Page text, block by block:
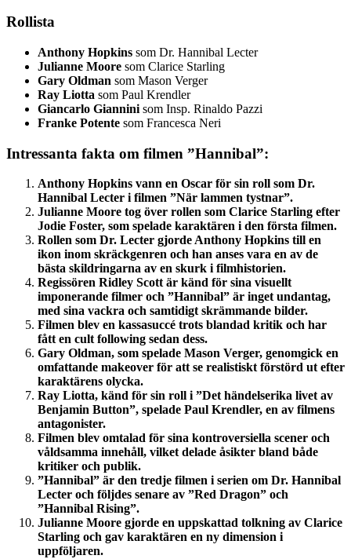
Rollista
Anthony Hopkins som Dr. Hannibal Lecter
Julianne Moore som Clarice Starling
Gary Oldman som Mason Verger
Ray Liotta som Paul Krendler
Giancarlo Giannini som Insp. Rinaldo Pazzi
Franke Potente som Francesca Neri
Intressanta fakta om filmen ”Hannibal”:
Anthony Hopkins vann en Oscar för sin roll som Dr.
Hannibal Lecter i filmen ”När lammen tystnar”.
Julianne Moore tog över rollen som Clarice Starling efter
Jodie Foster, som spelade karaktären i den första filmen.
Rollen som Dr. Lecter gjorde Anthony Hopkins till en
ikon inom skräckgenren och han anses vara en av de
bästa skildringarna av en skurk i filmhistorien.
Regissören Ridley Scott är känd för sina visuellt
imponerande filmer och ”Hannibal” är inget undantag,
med sina vackra och samtidigt skrämmande bilder.
Filmen blev en kassasuccé trots blandad kritik och har
fått en cult following sedan dess.
Gary Oldman, som spelade Mason Verger, genomgick en
omfattande makeover för att se realistiskt förstörd ut efter
karaktärens olycka.
Ray Liotta, känd för sin roll i ”Det händelserika livet av
Benjamin Button”, spelade Paul Krendler, en av filmens
antagonister.
Filmen blev omtalad för sina kontroversiella scener och
våldsamma innehåll, vilket delade åsikter bland både
kritiker och publik.
”Hannibal” är den tredje filmen i serien om Dr. Hannibal
Lecter och följdes senare av ”Red Dragon” och
”Hannibal Rising”.
Julianne Moore gjorde en uppskattad tolkning av Clarice
Starling och gav karaktären en ny dimension i
uppföljaren.